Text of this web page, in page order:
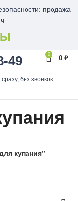
продажа
49 0
0 ₽
без звонков
купания”